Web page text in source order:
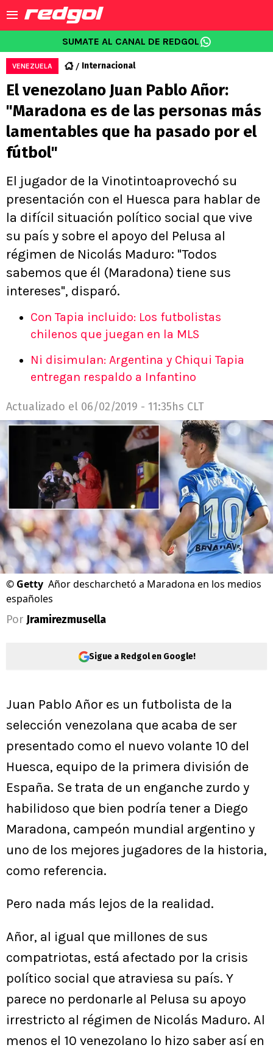
SUMATE AL CANAL DE REDGOL
VENEZUELA Internacional
El venezolano Juan Pablo Añor:
"Maradona es de las personas más
lamentables que ha pasado por el
fútbol"
El jugador de la Vinotintoaprovechó su
presentación con el Huesca para hablar de
la difícil situación político social que vive
su país y sobre el apoyo del Pelusa al
régimen de Nicolás Maduro: "Todos
sabemos que él (Maradona) tiene sus
intereses", disparó.
Con Tapia incluido: Los futbolistas
chilenos que juegan en la MLS
Ni disimulan: Argentina y Chiqui Tapia
entregan respaldo a Infantino
Actualizado el 06/02/2019 - 11:35hs CLT
© Getty Añor descharchetó a Maradona en los medios
españoles
Por Jramirezmusella
Sigue a Redgol en Google!
Juan Pablo Añor es un futbolista de la
selección venezolana que acaba de ser
presentado como el nuevo volante 10 del
Huesca, equipo de la primera división de
España. Se trata de un enganche zurdo y
habilidoso que bien podría tener a Diego
Maradona, campeón mundial argentino y
uno de los mejores jugadores de la historia,
como referencia.
Pero nada más lejos de la realidad.
Añor, al igual que millones de sus
compatriotas, está afectado por la crisis
político social que atraviesa su país. Y
parece no perdonarle al Pelusa su apoyo
irrestricto al régimen de Nicolás Maduro. Al
menos el 10 venezolano lo hizo saber así en